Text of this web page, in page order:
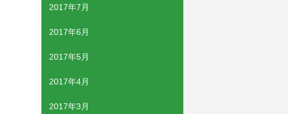
2017年7月
2017年6月
2017年5月
2017年4月
2017年3月